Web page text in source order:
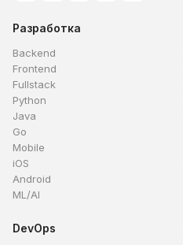
Разработка
Backend
Frontend
Fullstack
Python
Java
Go
Mobile
iOS
Android
ML/AI
DevOps